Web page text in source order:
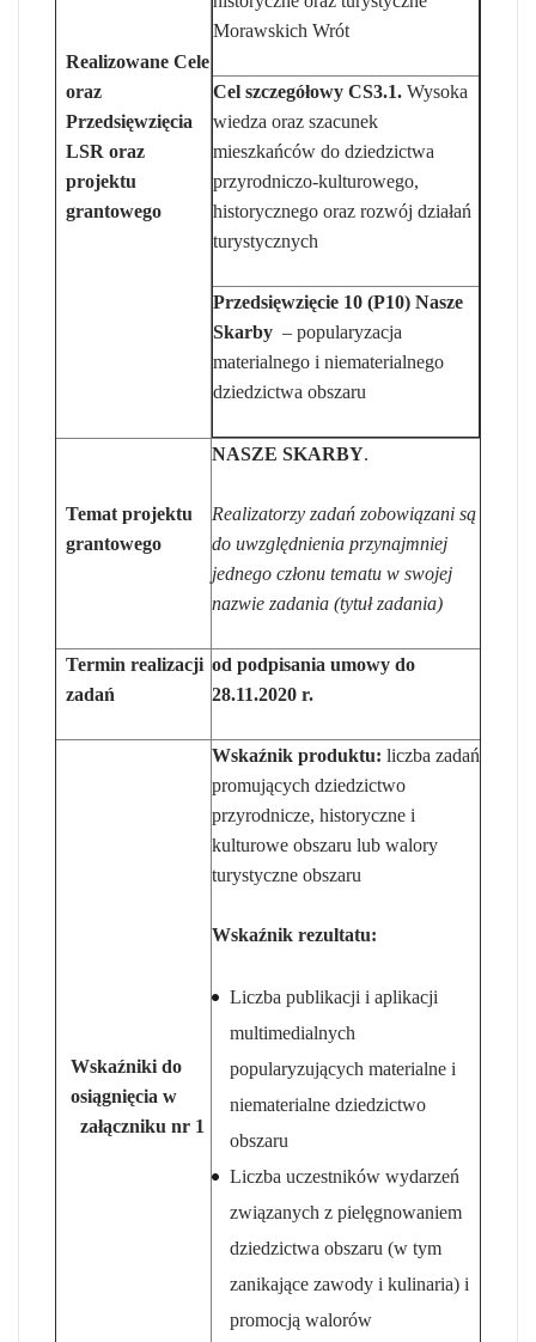
Realizowane Cele
oraz
Przedsięwzięcia
LSR oraz
projektu
grantowego
Morawskich Wrót
Cel szczegółowy CS3.1. Wysoka
wiedza oraz szacunek
mieszkańców do dziedzictwa
przyrodniczo-kulturowego,
historycznego oraz rozwój działań
turystycznych
Przedsięwzięcie 10 (P10) Nasze
Skarby – popularyzacja
materialnego i niematerialnego
dziedzictwa obszaru
Temat projektu
grantowego
NASZE SKARBY.
Realizatorzy zadań zobowiązani są
do uwzględnienia przynajmniej
jednego członu tematu w swojej
nazwie zadania (tytuł zadania)
Termin realizacji
zadań
od podpisania umowy do
28.11.2020 r.
Wskaźniki do
osiągnięcia w
załączniku nr 1
Wskaźnik produktu: liczba zadań
promujących dziedzictwo
przyrodnicze, historyczne i
kulturowe obszaru lub walory
turystyczne obszaru
Wskaźnik rezultatu:
Liczba publikacji i aplikacji
multimedialnych
popularyzujących materialne i
niematerialne dziedzictwo
obszaru
Liczba uczestników wydarzeń
związanych z pielęgnowaniem
dziedzictwa obszaru (w tym
zanikające zawody i kulinaria) i
promocją walorów